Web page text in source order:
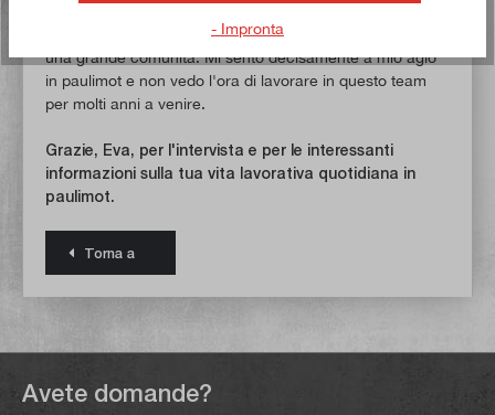
ho la sensazione che tutti i dipendenti si sentano parte di
una grande comunità. Mi sento decisamente a mio agio
in paulimot e non vedo l'ora di lavorare in questo team
per molti anni a venire.
Grazie, Eva, per l'intervista e per le interessanti
informazioni sulla tua vita lavorativa quotidiana in
paulimot.
Torna a
Avete domande?
- Impronta